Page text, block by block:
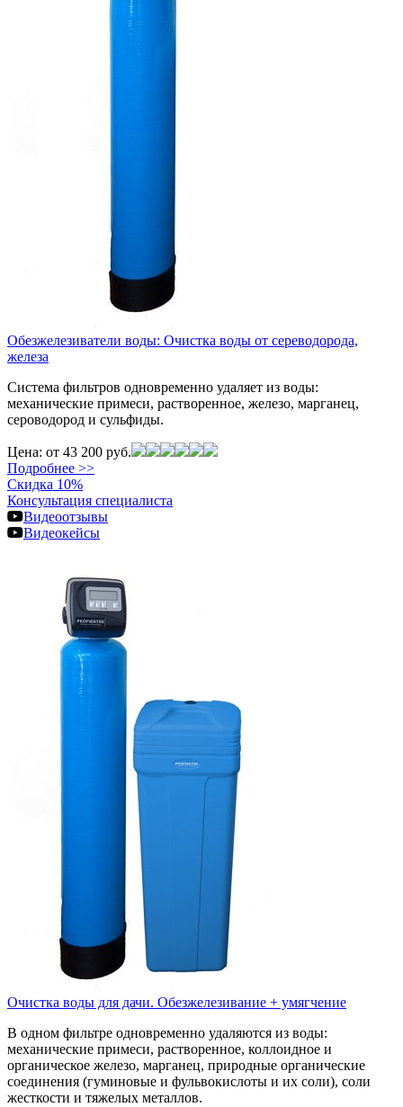
Обезжелезиватели воды: Очистка воды от сереводорода,
железа
Система фильтров одновременно удаляет из воды:
механические примеси, растворенное, железо, марганец,
сероводород и сульфиды.
Цена: от 43 200 руб.
Подробнее >>
Скидка 10%
Консультация специалиста
Видеоотзывы
Видеокейсы
Очистка воды для дачи. Обезжелезивание + умягчение
В одном фильтре одновременно удаляются из воды:
механические примеси, растворенное, коллоидное и
органическое железо, марганец, природные органические
соединения (гуминовые и фульвокислоты и их соли), соли
жесткости и тяжелых металлов.